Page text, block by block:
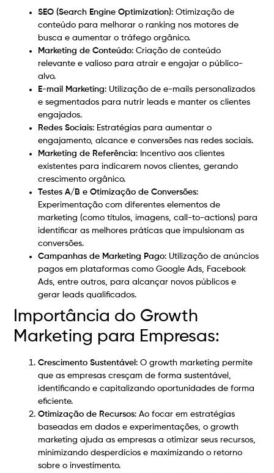
SEO (Search Engine Optimization): Otimização de
conteúdo para melhorar o ranking nos motores de
busca e aumentar o tráfego orgânico.
Marketing de Conteúdo: Criação de conteúdo
relevante e valioso para atrair e engajar o público-
alvo.
E-mail Marketing: Utilização de e-mails personalizados
e segmentados para nutrir leads e manter os clientes
engajados.
Redes Sociais: Estratégias para aumentar o
engajamento, alcance e conversões nas redes sociais.
Marketing de Referência: Incentivo aos clientes
existentes para indicarem novos clientes, gerando
crescimento orgânico.
Testes A/B e Otimização de Conversões:
Experimentação com diferentes elementos de
marketing (como títulos, imagens, call-to-actions) para
identificar as melhores práticas que impulsionam as
conversões.
Campanhas de Marketing Pago: Utilização de anúncios
pagos em plataformas como Google Ads, Facebook
Ads, entre outros, para alcançar novos públicos e
gerar leads qualificados.
Importância do Growth
Marketing para Empresas:
Crescimento Sustentável : O growth marketing permite
que as empresas cresçam de forma sustentável,
identificando e capitalizando oportunidades de forma
eficiente.
Otimização de Recursos: Ao focar em estratégias
baseadas em dados e experimentações, o growth
marketing ajuda as empresas a otimizar seus recursos,
minimizando desperdícios e maximizando o retorno
sobre o investimento.